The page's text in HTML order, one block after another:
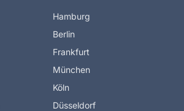
Hamburg
Berlin
Frankfurt
München
Köln
Düsseldorf